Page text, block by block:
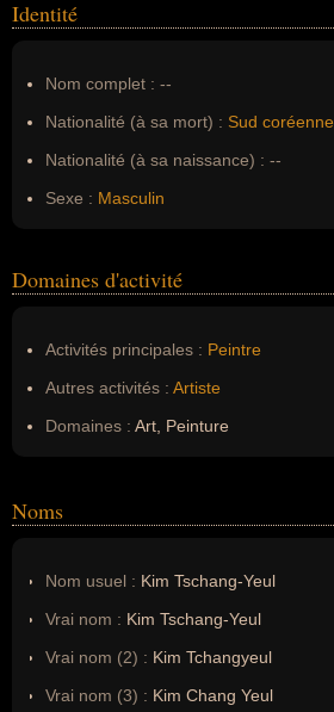
Identité
Nom complet : --
Nationalité (à sa mort) : Sud coréenne
Nationalité (à sa naissance) : --
Sexe : Masculin
Domaines d'activité
Activités principales : Peintre
Autres activités : Artiste
Domaines : Art, Peinture
Noms
Nom usuel : Kim Tschang-Yeul
Vrai nom : Kim Tschang-Yeul
Vrai nom (2) : Kim Tchangyeul
Vrai nom (3) : Kim Chang Yeul